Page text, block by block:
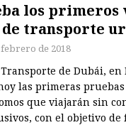
los primeros
de transporte
de 2018
de Dubái, en
las primeras
que viajarán sin
con el objetivo